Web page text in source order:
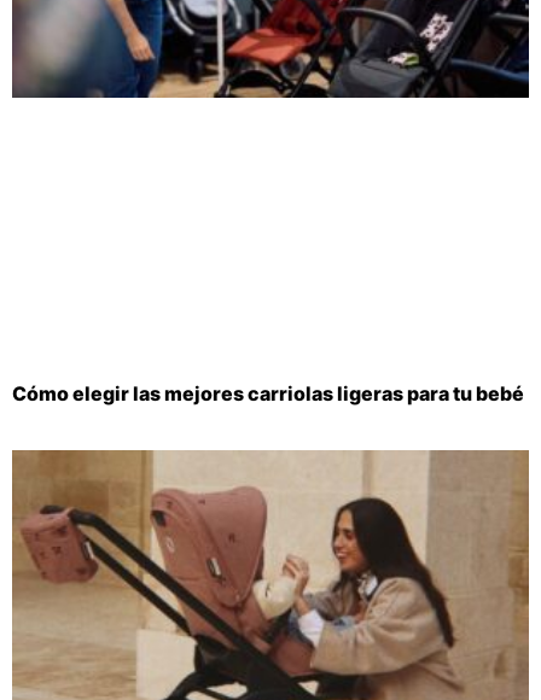
Cómo elegir las mejores carriolas ligeras para tu bebé